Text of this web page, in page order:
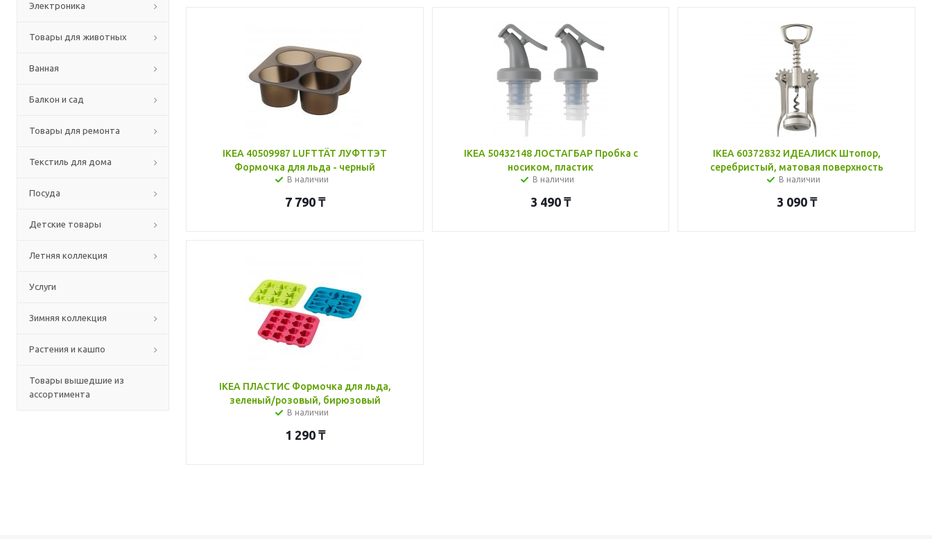
Электроника
Товары для животных
Ванная
Балкон и сад
Товары для ремонта
Текстиль для дома
Посуда
Детские товары
Летняя коллекция
Услуги
Зимняя коллекция
Растения и кашпо
Товары вышедшие из
ассортимента
IKEA 40509987 LUFTTÄT ЛУФТТЭТ
Формочка для льда - черный
В наличии
7 790₸
IKEA 50432148 ЛОСТАГБАР Пробка с
носиком, пластик
В наличии
3 490 ₸
IKEA 60372832 ИДЕАЛИСК Штопор,
серебристый, матовая поверхность
В наличии
3 090 ₸
IKEA ПЛАСТИС Формочка для льда,
зеленый/розовый, бирюзовый
В наличии
1 290₸